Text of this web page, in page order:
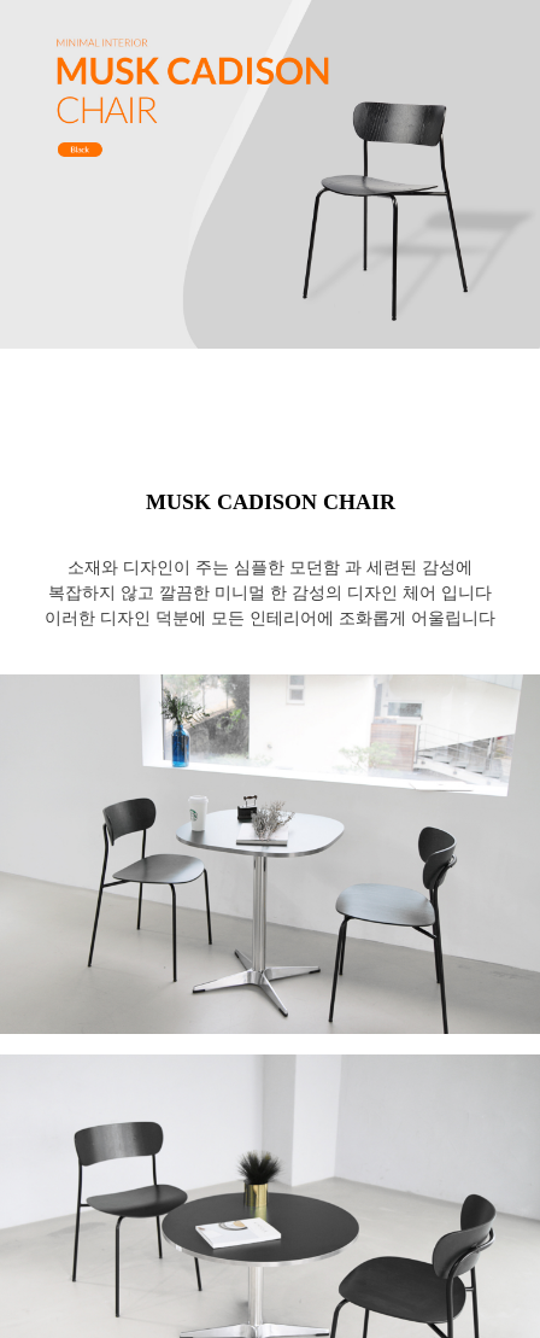
MUSK CADISON CHAIR
소재와 디자인이 주는 심플한 모던함 과 세련된 감성에
복잡하지 않고 깔끔한 미니멀 한 감성의 디자인 체어 입니다
이러한 디자인 덕분에 모든 인테리어에 조화롭게 어울립니다